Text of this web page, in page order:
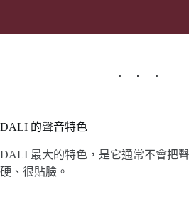
DALI 的聲音特色
DALI 最大的特色，是它通常不會把
硬、很貼臉。